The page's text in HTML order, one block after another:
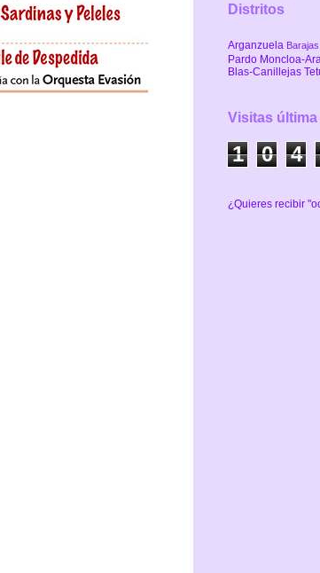
Distritos
Arganzuela Barajas
Pardo Moncloa-
Blas-Canillejas
Visitas última
1 0 4
¿Quieres recibir